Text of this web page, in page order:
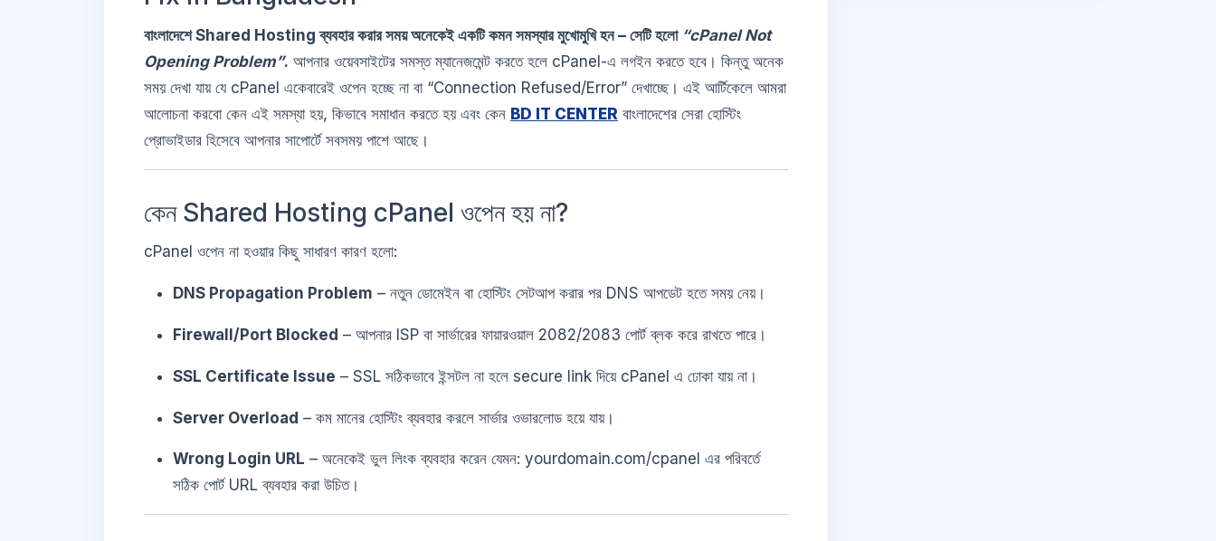
বাংলাদেশে Shared Hosting ব্যবহার করার সময় অনেকেই একটি কমন সমস্যার মুখোমুখি হন – সেটি হলো “cPanel Not
Opening Problem”. আপনার ওয়েবসাইটের সমস্ত ম্যানেজমেন্ট করতে হলে cPanel-এ লগইন করতে হবে। কিন্তু অনেক
সময় দেখা যায় যে cPanel একেবারেই ওপেন হচ্ছে না বা “Connection Refused/Error” দেখাচ্ছে। এই আর্টিকেলে আমরা
আলোচনা করবো কেন এই সমস্যা হয়, কিভাবে সমাধান করতে হয় এবং কেন BD IT CENTER বাংলাদেশের সেরা হোস্টিং
প্রোভাইডার হিসেবে আপনার সাপোর্টে সবসময় পাশে আছে।
কেন Shared Hosting cPanel ওপেন হয় না?
cPanel ওপেন না হওয়ার কিছু সাধারণ কারণ হলো:
DNS Propagation Problem – নতুন ডোমেইন বা হোস্টিং সেটআপ করার পর DNS আপডেট হতে সময় নেয়।
Firewall/Port Blocked – আপনার ISP বা সার্ভারের ফায়ারওয়াল 2082/2083 পোর্ট ব্লক করে রাখতে পারে।
SSL Certificate Issue – SSL সঠিকভাবে ইন্সটল না হলে secure link দিয়ে cPanel এ ঢোকা যায় না।
Server Overload – কম মানের হোস্টিং ব্যবহার করলে সার্ভার ওভারলোড হয়ে যায়।
Wrong Login URL – অনেকেই ভুল লিংক ব্যবহার করেন যেমন: yourdomain.com/cpanel এর পরিবর্তে
সঠিক পোর্ট URL ব্যবহার করা উচিত।